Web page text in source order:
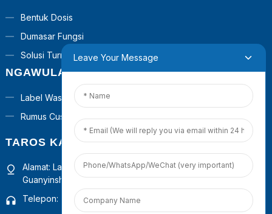
Bentuk Dosis
Dumasar Fungsi
Solusi Turnkey
NGAWULA
Label Wasta
Rumus Custom
TAROS KAMI
Alamat: Lantai 4, Gedong 1, Pusat Operasi Komersial
Guanyinshan, Xiamen, Fujian, Cina
Telepon: +86 18965423693
Leave Your Message